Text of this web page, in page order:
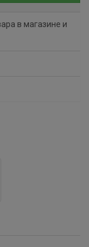
в магазине и